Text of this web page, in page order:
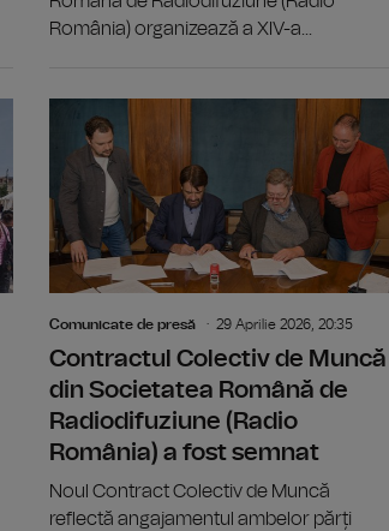
România) organizează a XIV-a...
Comunicate de presă 29 Aprilie 2026, 20:35
Contractul Colectiv de Muncă
din Societatea Română de
Radiodifuziune (Radio
România) a fost semnat
Noul Contract Colectiv de Muncă
reflectă angajamentul ambelor părți